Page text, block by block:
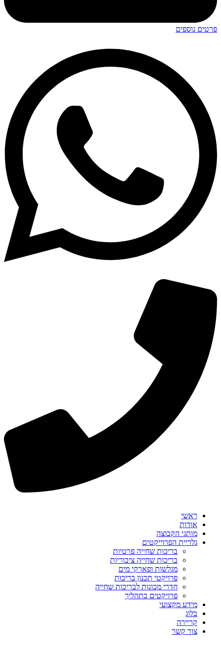
פרטים נוספים
ראשי
אודות
מותגי הקבוצה
גלריית הפרוייקטים
בריכות שחייה פרטיות
בריכות שחייה ציבוריות
מגלשות ופארקי מים
פרויקטי תכנון בריכות
חדרי מכונות לבריכות שחייה
פרויקטים בתהליך
מידע מקצועי
בלוג
קריירה
צור קשר